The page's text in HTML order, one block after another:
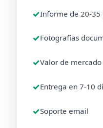
Informe de 20-35
Fotografías
Valor de
Entrega en 7-10
Soporte email